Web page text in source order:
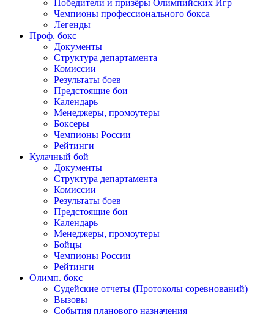
Победители и призёры Олимпийских Игр
Чемпионы профессионального бокса
Легенды
Проф. бокс
Документы
Структура департамента
Комиссии
Результаты боев
Предстоящие бои
Календарь
Менеджеры, промоутеры
Боксеры
Чемпионы России
Рейтинги
Кулачный бой
Документы
Структура департамента
Комиссии
Результаты боев
Предстоящие бои
Календарь
Менеджеры, промоутеры
Бойцы
Чемпионы России
Рейтинги
Олимп. бокс
Судейские отчеты (Протоколы соревнований)
Вызовы
События планового назначения